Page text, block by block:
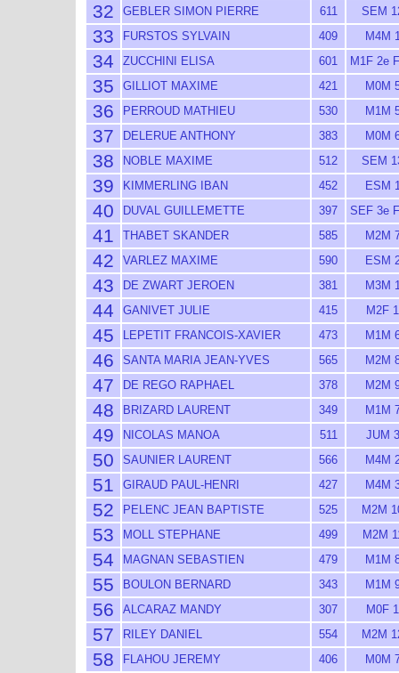
32 GEBLER SIMON PIERRE 611 SEM
33 FURSTOS SYLVAIN 409 M4M
34 ZUCCHINI ELISA 601 M1F 2e
35 GILLIOT MAXIME 421 M0M
36 PERROUD MATHIEU 530 M1M
37 DELERUE ANTHONY 383 M0M
38 NOBLE MAXIME 512 SEM
39 KIMMERLING IBAN 452 ESM
40 DUVAL GUILLEMETTE 397 SEF 3e
41 THABET SKANDER 585 M2M
42 VARLEZ MAXIME 590 ESM
43 DE ZWART JEROEN 381 M3M
44 GANIVET JULIE 415 M2F 1
45 LEPETIT FRANCOIS-XAVIER 473 M1M
46 SANTA MARIA JEAN-YVES 565 M2M
47 DE REGO RAPHAEL 378 M2M
48 BRIZARD LAURENT 349 M1M
49 NICOLAS MANOA 511 JUM 3
50 SAUNIER LAURENT 566 M4M
51 GIRAUD PAUL-HENRI 427 M4M
52 PELENC JEAN BAPTISTE 525 M2M
53 MOLL STEPHANE 499 M2M
54 MAGNAN SEBASTIEN 479 M1M
55 BOULON BERNARD 343 M1M
56 ALCARAZ MANDY 307 M0F 1
57 RILEY DANIEL 554 M2M
58 FLAHOU JEREMY 406 M0M